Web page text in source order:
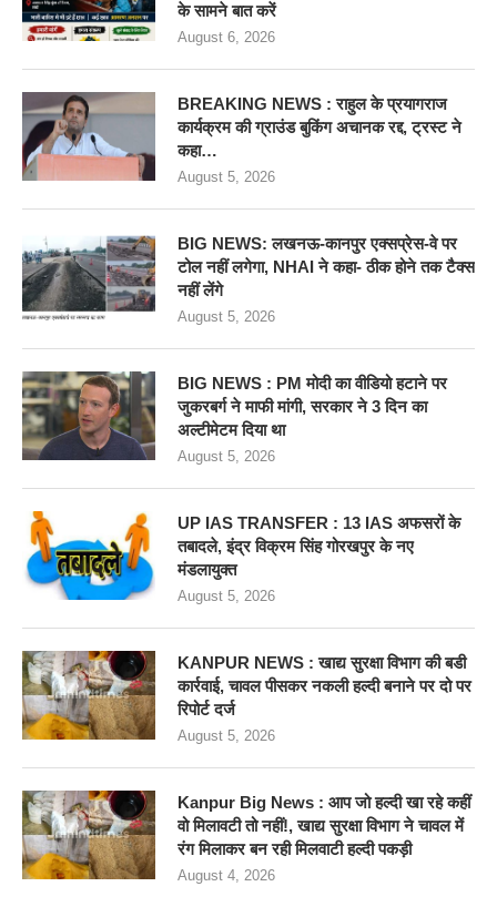
के सामने बात करें
August 6, 2026
BREAKING NEWS : राहुल के प्रयागराज
कार्यक्रम की ग्राउंड बुकिंग अचानक रद्द, ट्रस्ट ने
कहा…
August 5, 2026
BIG NEWS: लखनऊ-कानपुर एक्सप्रेस-वे पर
टोल नहीं लगेगा, NHAI ने कहा- ठीक होने तक टैक्स
नहीं लेंगे
August 5, 2026
BIG NEWS : PM मोदी का वीडियो हटाने पर
जुकरबर्ग ने माफी मांगी, सरकार ने 3 दिन का
अल्टीमेटम दिया था
August 5, 2026
UP IAS TRANSFER : 13 IAS अफसरों के
तबादले, इंद्र विक्रम सिंह गोरखपुर के नए
मंडलायुक्त
August 5, 2026
KANPUR NEWS : खाद्य सुरक्षा विभाग की बडी
कार्रवाई, चावल पीसकर नकली हल्दी बनाने पर दो पर
रिपोर्ट दर्ज
August 5, 2026
Kanpur Big News : आप जो हल्दी खा रहे कहीं
वो मिलावटी तो नहीं!, खाद्य सुरक्षा विभाग ने चावल में
रंग मिलाकर बन रही मिलवाटी हल्दी पकड़ी
August 4, 2026